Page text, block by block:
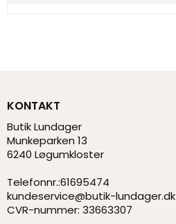
KONTAKT
Butik Lundager
Munkeparken 13
6240 Løgumkloster
Telefonnr.:61695474
kundeservice@butik-lundager.dk
CVR-nummer: 33663307